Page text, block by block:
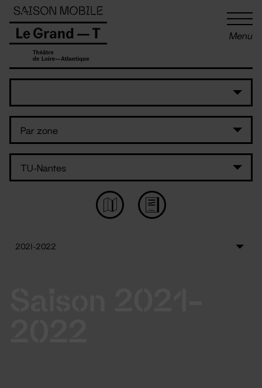
Menu
Panneau de gestion des cookies